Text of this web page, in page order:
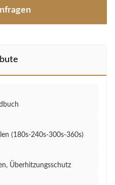
(180s-240s-300s-360s)
Überhitzungsschutz